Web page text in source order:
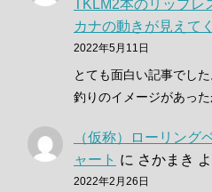
TKLM2本のリップレ
カナの動きが見えて
2022年5月11日
とても面白い記事でし
釣りのイメージがあっ
（仮称）ローリン
ャート に さかまき
2022年2月26日